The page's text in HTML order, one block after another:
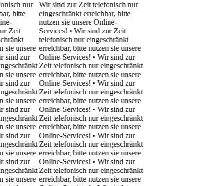
nur
bitte
unsere
zur
unsere
zur
unsere
zur
unsere
zur
unsere
zur
unsere
Wir sind zur Zeit telefonisch nur
eingeschränkt erreichbar, bitte
nutzen sie unsere Online-
Services! • Wir sind zur Zeit
telefonisch nur eingeschränkt
erreichbar, bitte nutzen sie unsere
Online-Services! • Wir sind zur
Zeit telefonisch nur eingeschränkt
erreichbar, bitte nutzen sie unsere
Online-Services! • Wir sind zur
Zeit telefonisch nur eingeschränkt
erreichbar, bitte nutzen sie unsere
Online-Services! • Wir sind zur
Zeit telefonisch nur eingeschränkt
erreichbar, bitte nutzen sie unsere
Online-Services! • Wir sind zur
Zeit telefonisch nur eingeschränkt
erreichbar, bitte nutzen sie unsere
Online-Services! • Wir sind zur
Zeit telefonisch nur eingeschränkt
erreichbar, bitte nutzen sie unsere